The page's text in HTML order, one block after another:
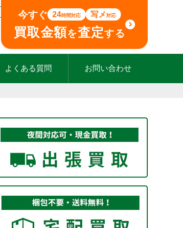
今すぐ 24時間対応 写メ対応
買取金額を査定する
よくある質問 お問い合わせ